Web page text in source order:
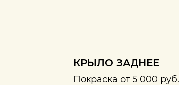
КРЫЛО ЗАДНЕЕ
Покраска от 5 000 руб.